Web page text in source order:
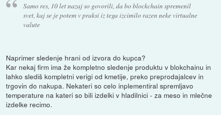
Samo res, 10 let nazaj so govorili, da bo blockchain spremenil
svet, kaj se je potem v praksi iz tega izcimilo razen neke virtualne
valute
Naprimer sledenje hrani od izvora do kupca?
Kar nekaj firm ima že kompletno sledenje produktu v blokchainu in
lahko slediš kompletni verigi od kmetije, preko preprodajalcev in
trgovin do nakupa. Nekateri so celo inplementiral spremljavo
temperature na kateri so bili izdelki v hladilnici - za meso in mlečne
izdelke recimo.